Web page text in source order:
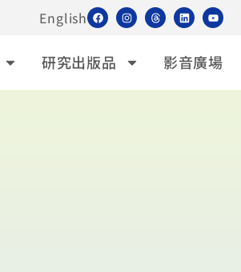
English
研究出版品 影音廣場